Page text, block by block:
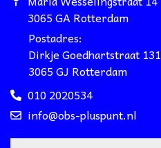
3065 GA Rotterdam
Postadres:
Dirkje Goedhartstraat 131
3065 GJ Rotterdam
010 2020534
info@obs-pluspunt.nl